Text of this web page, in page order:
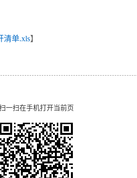
清单.xls】
一扫在手机打开当前页